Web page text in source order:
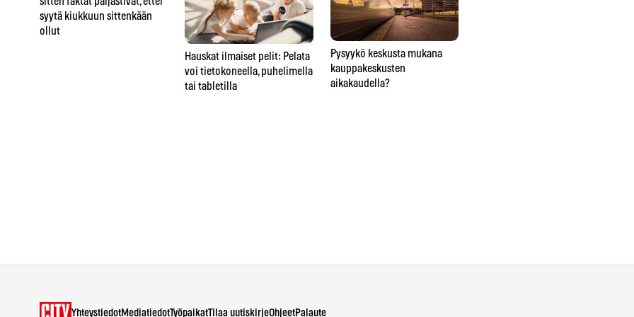
syytä kiukkuun sittenkään
ollut
Hauskat ilmaiset pelit: Pelata
voi tietokoneella, puhelimella
tai tabletilla
Pysyykö keskusta mukana
kauppakeskusten
aikakaudella?
YhteystiedotMediatiedotTyöpaikatTilaa uutiskirjeOhjeetPalaute